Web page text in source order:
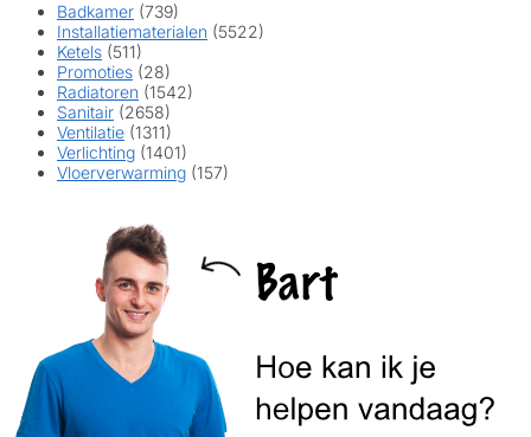
Badkamer (739)
Installatiematerialen (5522)
Ketels (511)
Promoties (28)
Radiatoren (1542)
Sanitair (2658)
Ventilatie (1311)
Verlichting (1401)
Vloerverwarming (157)